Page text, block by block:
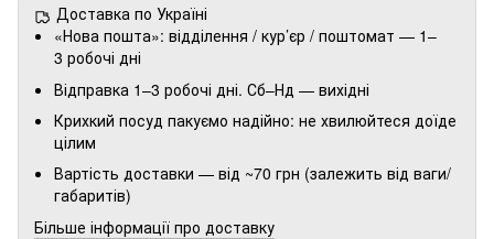
Доставка по Україні
«Нова пошта»: відділення / кур’єр / поштомат — 1–
3 робочі дні
Відправка 1–3 робочі дні. Сб–Нд — вихідні
Крихкий посуд пакуємо надійно: не хвилюйтеся доїде
цілим
Вартість доставки — від ~70 грн (залежить від ваги/
габаритів)
Більше інформації про доставку